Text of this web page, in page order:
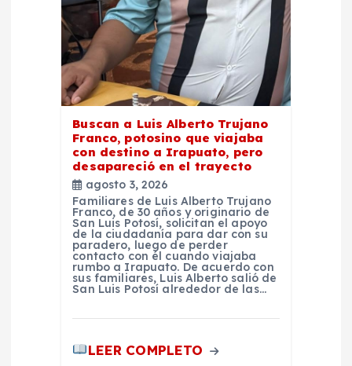
Buscan a Luis Alberto Trujano
Franco, potosino que viajaba
con destino a Irapuato, pero
desapareció en el trayecto
agosto 3, 2026
Familiares de Luis Alberto Trujano
Franco, de 30 años y originario de
San Luis Potosí, solicitan el apoyo
de la ciudadanía para dar con su
paradero, luego de perder
contacto con él cuando viajaba
rumbo a Irapuato. De acuerdo con
sus familiares, Luis Alberto salió de
San Luis Potosí alrededor de las…
LEER COMPLETO